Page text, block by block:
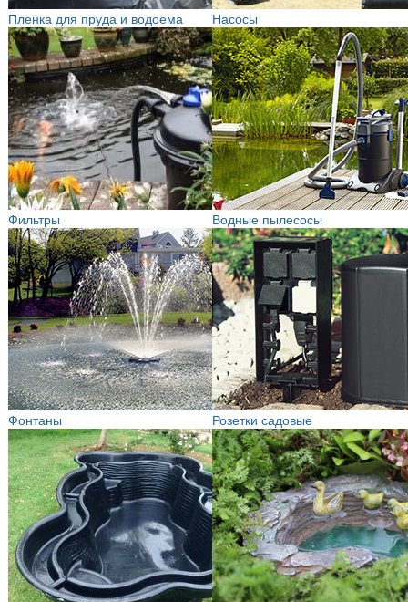
Пленка для пруда и водоема Насосы
Фильтры Водные пылесосы
Фонтаны Розетки садовые